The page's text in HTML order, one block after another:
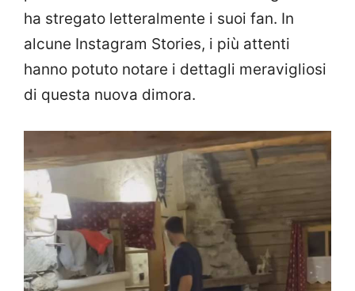
ha stregato letteralmente i suoi fan. In
alcune Instagram Stories, i più attenti
hanno potuto notare i dettagli meravigliosi
di questa nuova dimora.